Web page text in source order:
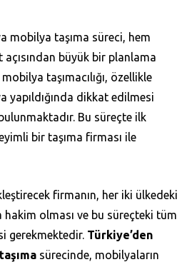
mobilya taşıma süreci, hem
büyük bir planlama
taşımacılığı, özellikle
yapıldığında dikkat edilmesi
Bu süreçte ilk
bir taşıma firması ile
firmanın, her iki ülkedeki
hakim olması ve bu süreçteki tüm
gerekmektedir. Türkiye’den
sürecinde, mobilyaların